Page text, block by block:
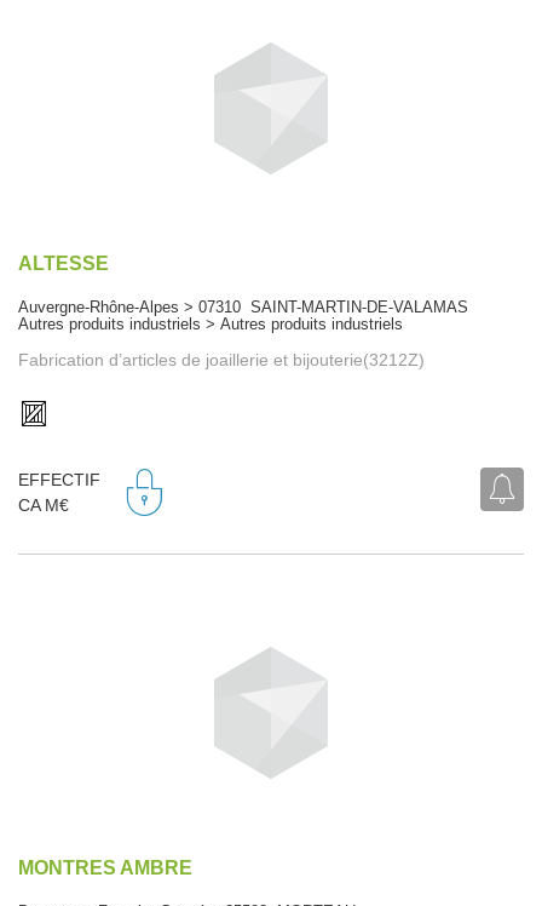
ALTESSE
Auvergne-Rhône-Alpes > 07310 SAINT-MARTIN-DE-VALAMAS
Autres produits industriels > Autres produits industriels
Fabrication d’articles de joaillerie et bijouterie(3212Z)
EFFECTIF
CA M€
MONTRES AMBRE